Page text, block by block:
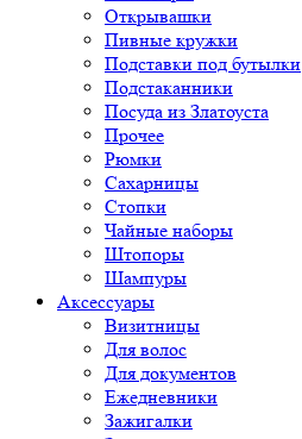
Открывашки
Пивные кружки
Подставки под бутылки
Подстаканники
Посуда из Златоуста
Прочее
Рюмки
Сахарницы
Стопки
Чайные наборы
Штопоры
Шампуры
Аксессуары
Визитницы
Для волос
Для документов
Ежедневники
Зажигалки